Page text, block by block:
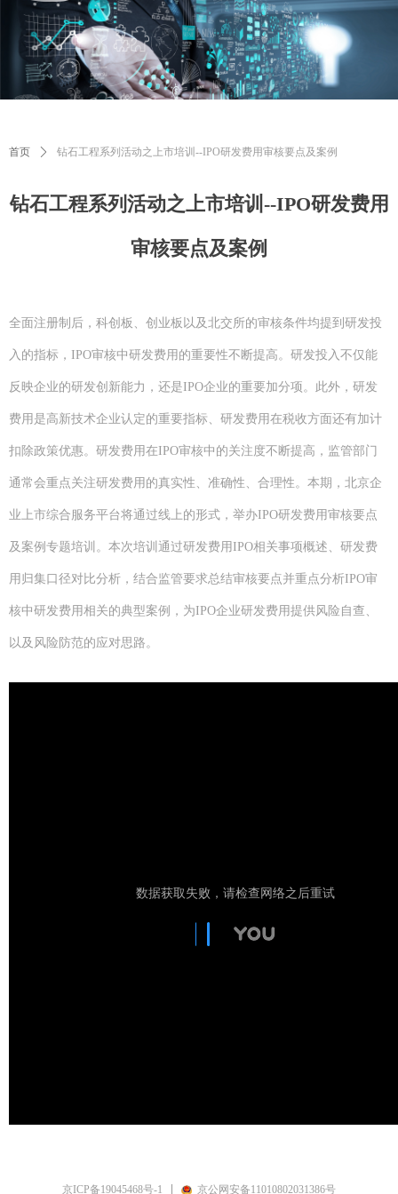
首页 ꄲ 钻石工程系列活动之上市培训--IPO研发费用审核要点及案例
钻石工程系列活动之上市培训--IPO研发费用
审核要点及案例
全面注册制后，科创板、创业板以及北交所的审核条件均提到研发投
入的指标，IPO审核中研发费用的重要性不断提高。研发投入不仅能
反映企业的研发创新能力，还是IPO企业的重要加分项。此外，研发
费用是高新技术企业认定的重要指标、研发费用在税收方面还有加计
扣除政策优惠。研发费用在IPO审核中的关注度不断提高，监管部门
通常会重点关注研发费用的真实性、准确性、合理性。本期，北京企
业上市综合服务平台将通过线上的形式，举办IPO研发费用审核要点
及案例专题培训。本次培训通过研发费用IPO相关事项概述、研发费
用归集口径对比分析，结合监管要求总结审核要点并重点分析IPO审
核中研发费用相关的典型案例，为IPO企业研发费用提供风险自查、
以及风险防范的应对思路。
京ICP备19045468号-1 京公网安备11010802031386号